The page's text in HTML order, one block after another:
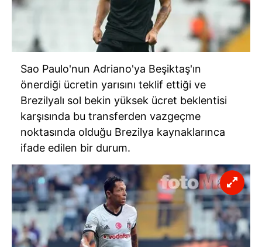
Sao Paulo'nun Adriano'ya Beşiktaş'ın
önerdiği ücretin yarısını teklif ettiği ve
Brezilyalı sol bekin yüksek ücret beklentisi
karşısında bu transferden vazgeçme
noktasında olduğu Brezilya kaynaklarınca
ifade edilen bir durum.